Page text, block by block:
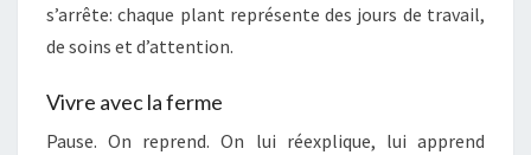
s’arrête: chaque plant représente des jours de travail,
de soins et d’attention.
Vivre avec la ferme
Pause. On reprend. On lui réexplique, lui apprend